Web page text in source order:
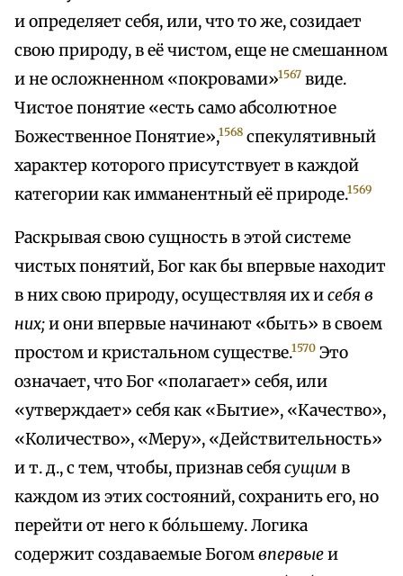
и определяет себя, или, что то же, созидает
свою природу, в её чистом, еще не смешанном
и не осложненном «покровами»1567 виде.
Чистое понятие «есть само абсолютное
Божественное Понятие»,1568 спекулятивный
характер которого присутствует в каждой
категории как имманентный её природе.1569
Раскрывая свою сущность в этой системе
чистых понятий, Бог как бы впервые находит
в них свою природу, осуществляя их исебя в
них;и они впервые начинают «быть» в своем
простом и кристальном существе.1570 Это
означает, что Бог «полагает» себя, или
«утверждает» себя как «Бытие», «Качество»,
«Количество», «Меру», «Действительность»
и т. д., с тем, чтобы, признав себясущим в
каждом из этих состояний, сохранить его, но
перейти от него к бо́льшему. Логика
содержит создаваемые Богомвпервыеи